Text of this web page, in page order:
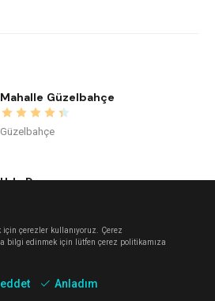
Mahalle Güzelbahçe
Güzelbahçe
Urla Dam
çerezler kullanıyoruz. Çerez
bilgi edinmek için lütfen çerez politikamıza
Anladım